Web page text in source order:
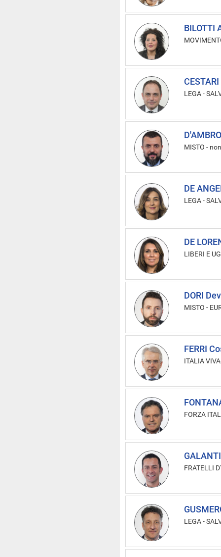
BILOTTI
LEGA -
MISTO -
DE
LEGA -
DE
LIBERI E
DORI
MISTO -
FERRI
ITALIA
FORZA
FRATELLI
LEGA -